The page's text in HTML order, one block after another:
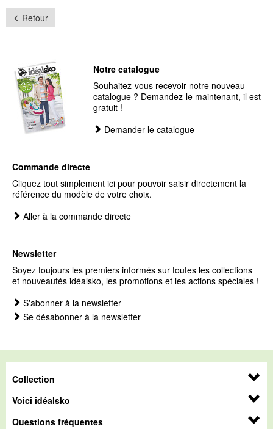
Retour
Notre catalogue
Souhaitez-vous recevoir notre nouveau
catalogue ? Demandez-le maintenant, il est
gratuit !
Demander le catalogue
Commande directe
Cliquez tout simplement ici pour pouvoir saisir directement la
référence du modèle de votre choix.
Aller à la commande directe
Newsletter
Soyez toujours les premiers informés sur toutes les collections
et nouveautés idéalsko, les promotions et les actions spéciales !
S'abonner à la newsletter
Se désabonner à la newsletter
Collection
Voici idéalsko
Questions fréquentes